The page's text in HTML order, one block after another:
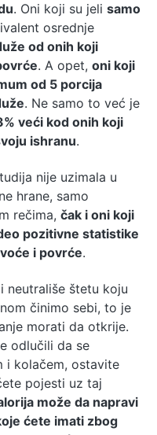
. Oni koji su jeli samo
osrednje
od onih koji
. A opet, oni koji
od 5 porcija
. Ne samo to već je
veći kod onih koji
ishranu.
nije uzimala u
hrane, samo
rečima, čak i oni koji
pozitivne statistike
i povrće.
neutrališe štetu koju
činimo sebi, to je
morati da otkrije.
odlučili da se
i kolačem, ostavite
pojesti uz taj
može da napravi
ćete imati zbog